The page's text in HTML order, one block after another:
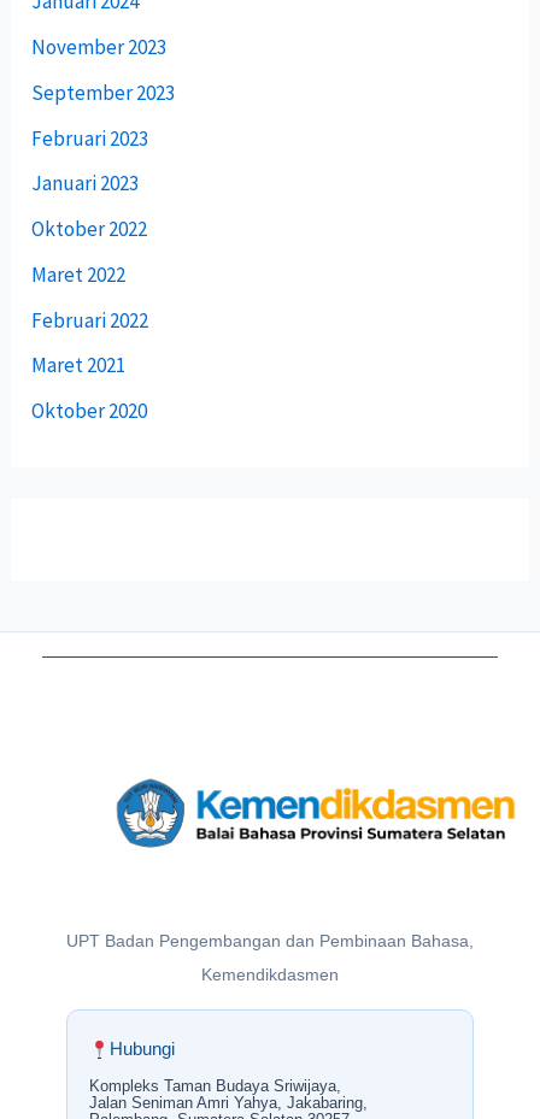
November 2023
September 2023
Februari 2023
Januari 2023
Oktober 2022
Maret 2022
Februari 2022
Maret 2021
Oktober 2020
UPT Badan Pengembangan dan Pembinaan Bahasa,
Kemendikdasmen
Hubungi
Kompleks Taman Budaya Sriwijaya,
Jalan Seniman Amri Yahya, Jakabaring,